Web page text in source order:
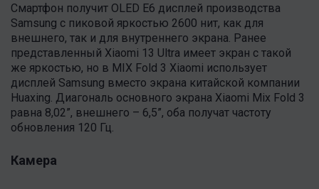
Смартфон получит OLED E6 дисплей производства
Samsung с пиковой яркостью 2600 нит, как для
внешнего, так и для внутреннего экрана. Ранее
представленный Xiaomi 13 Ultra имеет экран с такой
же яркостью, но в MIX Fold 3 Xiaomi использует
дисплей Samsung вместо экрана китайской компании
Huaxing. Диагональ основного экрана Xiaomi Mix Fold 3
равна 8,02”, внешнего – 6,5”, оба получат частоту
обновления 120 Гц.
Камера